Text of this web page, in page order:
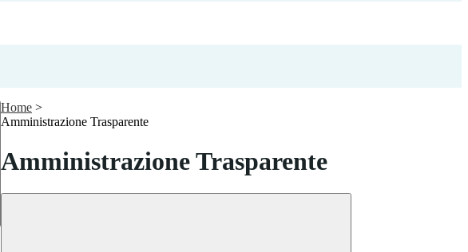
Home >
Amministrazione Trasparente
Amministrazione Trasparente